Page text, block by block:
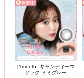
[1month] キャンディーマ
ジック ミミグレー